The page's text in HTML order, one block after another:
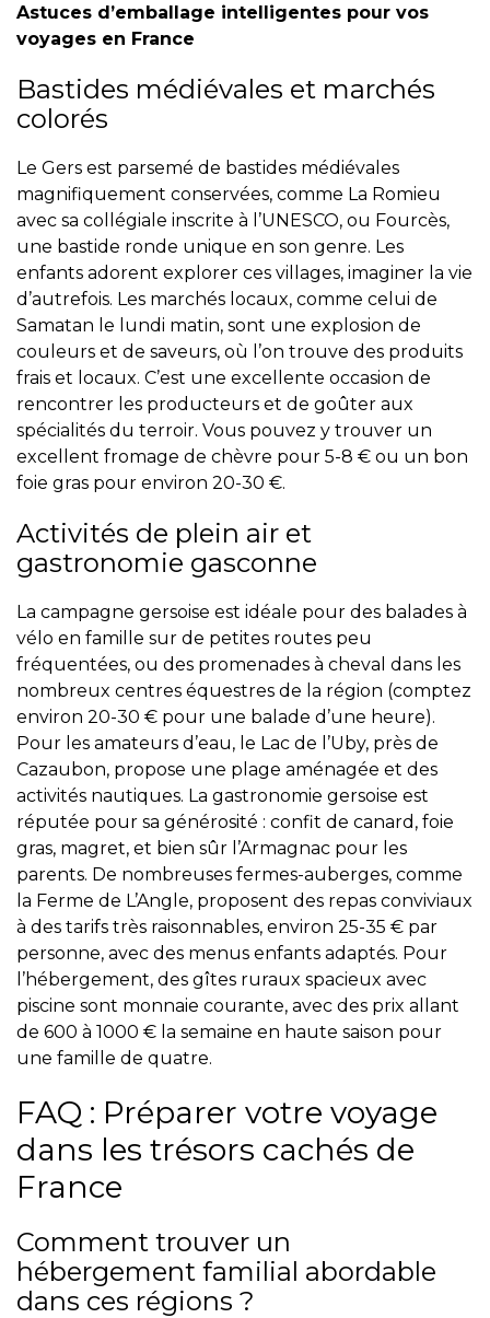
Astuces d’emballage intelligentes pour vos
voyages en France
Bastides médiévales et marchés
colorés
Le Gers est parsemé de bastides médiévales
magnifiquement conservées, comme La Romieu
avec sa collégiale inscrite à l’UNESCO, ou Fourcès,
une bastide ronde unique en son genre. Les
enfants adorent explorer ces villages, imaginer la vie
d’autrefois. Les marchés locaux, comme celui de
Samatan le lundi matin, sont une explosion de
couleurs et de saveurs, où l’on trouve des produits
frais et locaux. C’est une excellente occasion de
rencontrer les producteurs et de goûter aux
spécialités du terroir. Vous pouvez y trouver un
excellent fromage de chèvre pour 5-8 € ou un bon
foie gras pour environ 20-30 €.
Activités de plein air et
gastronomie gasconne
La campagne gersoise est idéale pour des balades à
vélo en famille sur de petites routes peu
fréquentées, ou des promenades à cheval dans les
nombreux centres équestres de la région (comptez
environ 20-30 € pour une balade d’une heure).
Pour les amateurs d’eau, le Lac de l’Uby, près de
Cazaubon, propose une plage aménagée et des
activités nautiques. La gastronomie gersoise est
réputée pour sa générosité : confit de canard, foie
gras, magret, et bien sûr l’Armagnac pour les
parents. De nombreuses fermes-auberges, comme
la Ferme de L’Angle, proposent des repas conviviaux
à des tarifs très raisonnables, environ 25-35 € par
personne, avec des menus enfants adaptés. Pour
l’hébergement, des gîtes ruraux spacieux avec
piscine sont monnaie courante, avec des prix allant
de 600 à 1000 € la semaine en haute saison pour
une famille de quatre.
FAQ : Préparer votre voyage
dans les trésors cachés de
France
Comment trouver un
hébergement familial abordable
dans ces régions ?